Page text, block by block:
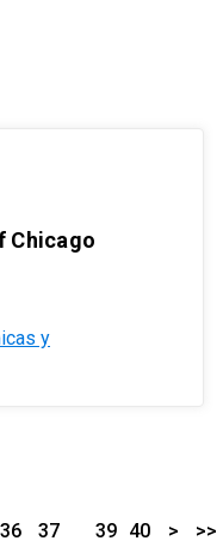
Chicago
y
36
37
39 40 > >>